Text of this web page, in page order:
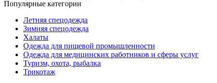
Популярные категории
Летняя спецодежда
Зимняя спецодежда
Халаты
Одежда для пищевой промышленности
Одежда для медицинских работников и сферы услуг
Туризм, охота, рыбалка
Трикотаж